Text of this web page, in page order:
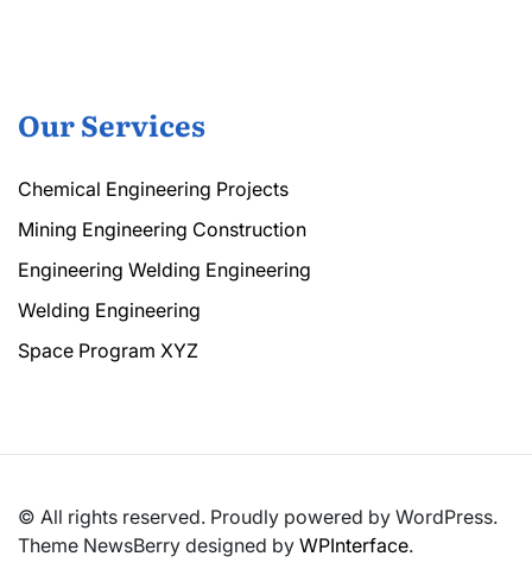
Our Services
Chemical Engineering Projects
Mining Engineering Construction
Engineering Welding Engineering
Welding Engineering
Space Program XYZ
© All rights reserved. Proudly powered by WordPress.
Theme NewsBerry designed by WPInterface.